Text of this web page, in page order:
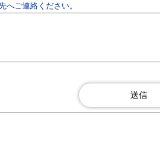
へご連絡ください。